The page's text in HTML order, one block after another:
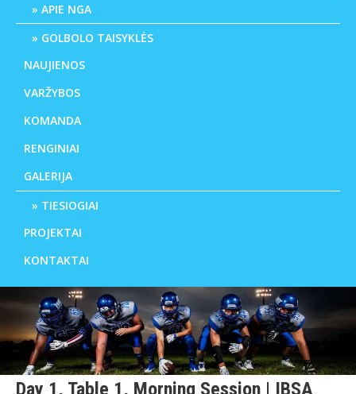
APIE NGA
GOLBOLO TAISYKLĖS
NAUJIENOS
VARŽYBOS
KOMANDA
RENGINIAI
GALERIJA
TIESIOGIAI
PROJEKTAI
KONTAKTAI
Day 1, Table 1, Morning Session | IBSA